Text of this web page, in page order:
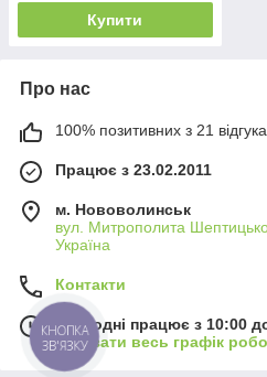
Free
Купити
Про нас
100% позитивних з 21 відгука
Працює з 23.02.2011
м. Нововолинськ
вул. Митрополита
Україна
Контакти
Сьогодні працює з 10:00
Показати весь графік
КНОПКА
ЗВ'ЯЗКУ